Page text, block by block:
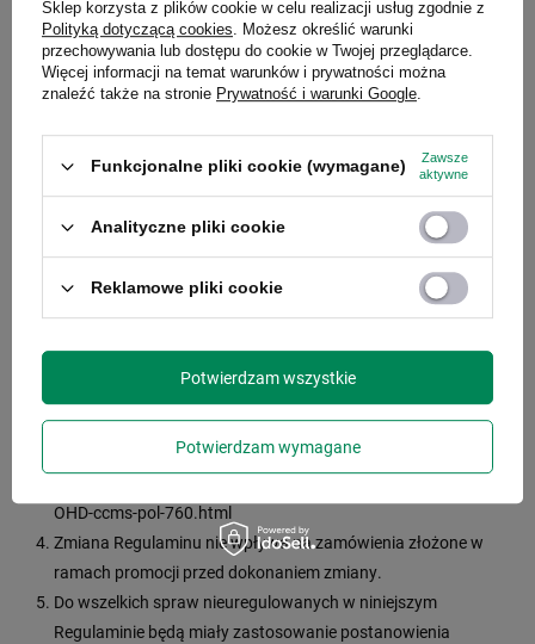
§5
POSTANOWIENIA KOŃCOWE
Niniejszy Regulamin promocji jest publicznie dostępny na
ccms-pol-760.html
Organizator Promocji zastrzega sobie prawo do zmiany
Regulaminu w przypadku zaistnienia ważnej przyczyny
rozumianej jako: zmiana przepisów prawa regulujących
zasady i organizację przeprowadzania Promocji, wpływająca
na wzajemne prawa i obowiązki organizatora i uczestników
spowodowana względami technicznymi lub technologicznymi.
W przypadku dokonania zmiany w Regulaminie, Organizator
udostępni tekst jednolity Regulaminu poprzez jego publikację
pod adresemhttps://kubekcontigo.pl/Regulamin-promocji-
OHD-ccms-pol-760.html
Zmiana Regulaminu nie wpływa na zamówienia złożone w
ramach promocji przed dokonaniem zmiany.
Do wszelkich spraw nieuregulowanych w niniejszym
Regulaminie będą miały zastosowanie postanowienia
Sklep korzysta z plików cookie w celu realizacji usług zgodnie z
Polityką dotyczącą cookies. Możesz określić warunki
przechowywania lub dostępu do cookie w Twojej przeglądarce.
Więcej informacji na temat warunków i prywatności można
znaleźć także na stronie Prywatność i warunki Google.
Funkcjonalne pliki cookie (wymagane)
Zawsze
aktywne
Analityczne pliki cookie
Reklamowe pliki cookie
Potwierdzam wymagane
Potwierdzam wszystkie